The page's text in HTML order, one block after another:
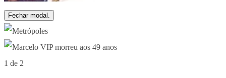
Fechar modal.
1 de 2